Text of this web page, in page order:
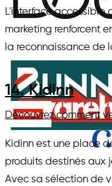
L'interface accessible
marketing renforcent
la reconnaissance de
14. Kidinn
Découvrez comment
Kidinn est une place
produits destinés aux
Avec sa sélection de